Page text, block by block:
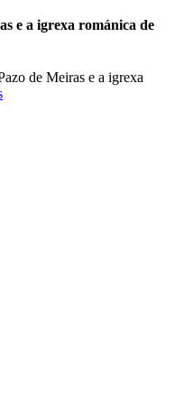
e a igrexa románica de
de Meiras e a igrexa